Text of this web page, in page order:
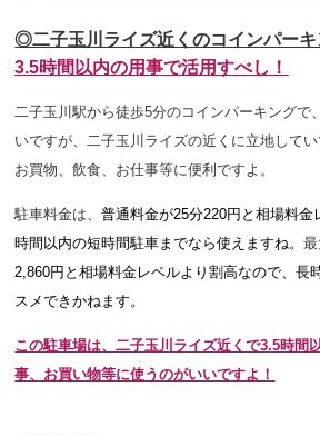
◎二子玉川ライズ近くのコインパーキ
3.5時間以内の用事で活用すべし！
二子玉川駅から徒歩5分のコインパーキングで
いですが、二子玉川ライズの近くに立地して
お買物、飲食、お仕事等に便利ですよ。
駐車料金は、普通料金が25分220円と相場料金
時間以内の短時間駐車までなら使えますね。
2,860円と相場料金レベルより割高なので、長
スメできかねます。
この駐車場は、二子玉川ライズ近くで3.5時間
事、お買い物等に使うのがいいですよ！